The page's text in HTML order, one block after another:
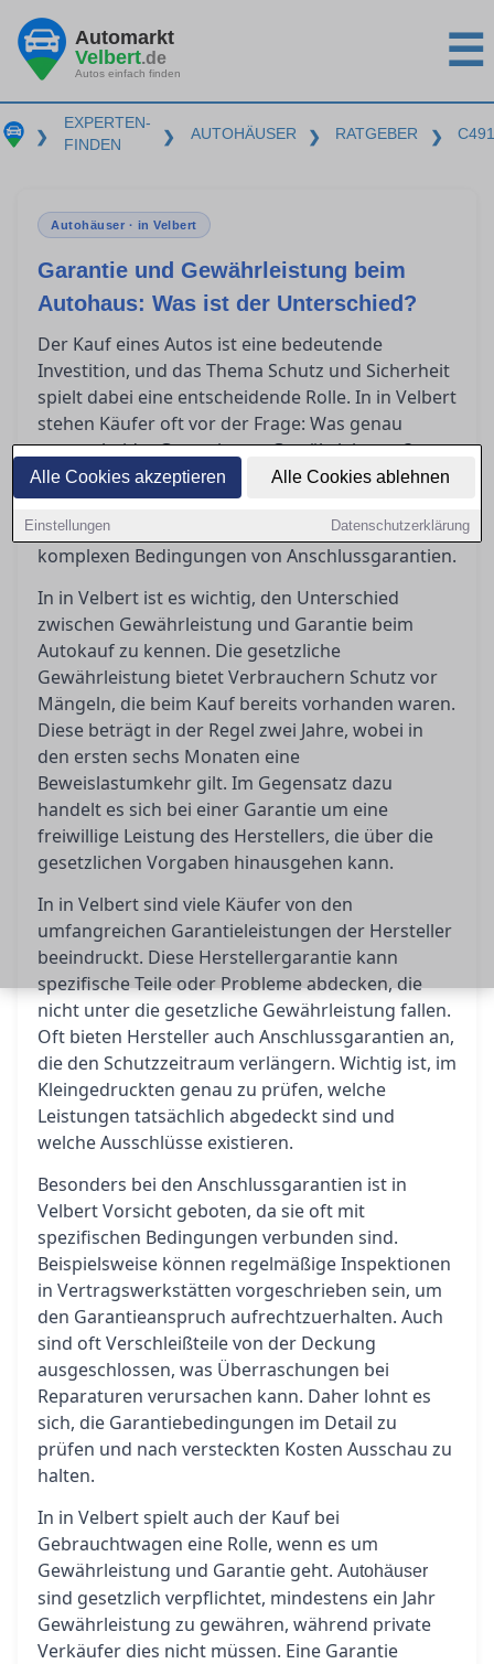
Alle Cookies akzeptieren Alle Cookies ablehnen
Einstellungen Datenschutzerklärung
Automarkt
Velbert.de
Autos einfach finden ☰
❯
EXPERTEN-
FINDEN
❯ AUTOHÄUSER ❯ RATGEBER ❯
Autohäuser · in Velbert
Garantie und Gewährleistung beim
Autohaus: Was ist der Unterschied?
Der Kauf eines Autos ist eine bedeutende
Investition, und das Thema Schutz und Sicherheit
spielt dabei eine entscheidende Rolle. In in Velbert
stehen Käufer oft vor der Frage: Was genau
unterscheidet Garantie von Gewährleistung?
Dieser Artikel bietet klare Orientierung, indem er
die gesetzlichen und vertraglichen Regelungen
beleuchtet, sowie die Fallstricke in den oft
komplexen Bedingungen von Anschlussgarantien.
In in Velbert ist es wichtig, den Unterschied
zwischen Gewährleistung und Garantie beim
Autokauf zu kennen. Die gesetzliche
Gewährleistung bietet Verbrauchern Schutz vor
Mängeln, die beim Kauf bereits vorhanden waren.
Diese beträgt in der Regel zwei Jahre, wobei in
den ersten sechs Monaten eine
Beweislastumkehr gilt. Im Gegensatz dazu
handelt es sich bei einer Garantie um eine
freiwillige Leistung des Herstellers, die über die
gesetzlichen Vorgaben hinausgehen kann.
In in Velbert sind viele Käufer von den
umfangreichen Garantieleistungen der Hersteller
beeindruckt. Diese Herstellergarantie kann
spezifische Teile oder Probleme abdecken, die
nicht unter die gesetzliche Gewährleistung fallen.
Oft bieten Hersteller auch Anschlussgarantien an,
die den Schutzzeitraum verlängern. Wichtig ist, im
Kleingedruckten genau zu prüfen, welche
Leistungen tatsächlich abgedeckt sind und
welche Ausschlüsse existieren.
Besonders bei den Anschlussgarantien ist in
Velbert Vorsicht geboten, da sie oft mit
spezifischen Bedingungen verbunden sind.
Beispielsweise können regelmäßige Inspektionen
in Vertragswerkstätten vorgeschrieben sein, um
den Garantieanspruch aufrechtzuerhalten. Auch
sind oft Verschleißteile von der Deckung
ausgeschlossen, was Überraschungen bei
Reparaturen verursachen kann. Daher lohnt es
sich, die Garantiebedingungen im Detail zu
prüfen und nach versteckten Kosten Ausschau zu
halten.
In in Velbert spielt auch der Kauf bei
Gebrauchtwagen eine Rolle, wenn es um
Gewährleistung und Garantie geht. Autohäuser
sind gesetzlich verpflichtet, mindestens ein Jahr
Gewährleistung zu gewähren, während private
Verkäufer dies nicht müssen. Eine Garantie